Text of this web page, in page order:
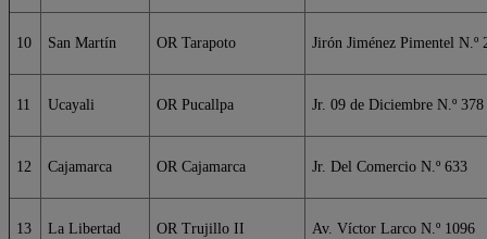
10 San Martín OR Tarapoto Jirón Jiménez Pimentel N.º
11 Ucayali OR Pucallpa Jr. 09 de Diciembre N.º 378
12 Cajamarca OR Cajamarca Jr. Del Comercio N.º 633
13 La Libertad OR Trujillo II Av. Víctor Larco N.º 1096